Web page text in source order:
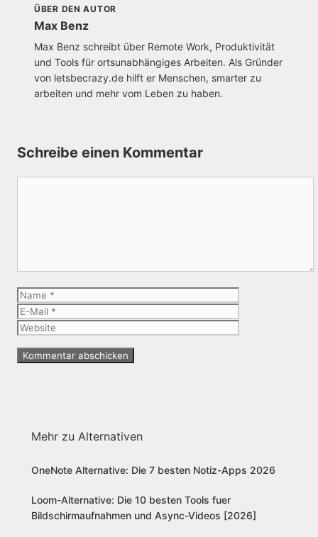
ÜBER DEN AUTOR
Max Benz
Max Benz schreibt über Remote Work, Produktivität
und Tools für ortsunabhängiges Arbeiten. Als Gründer
von letsbecrazy.de hilft er Menschen, smarter zu
arbeiten und mehr vom Leben zu haben.
Schreibe einen Kommentar
Name
Mail
Mehr zu Alternativen
OneNote Alternative: Die 7 besten Notiz-Apps 2026
Loom-Alternative: Die 10 besten Tools fuer
Bildschirmaufnahmen und Async-Videos [2026]